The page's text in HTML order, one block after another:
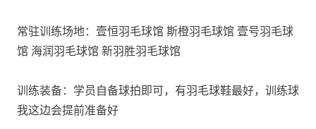
常驻训练场地：壹恒羽毛球馆 斯橙羽毛球馆 壹号羽毛球
馆 海润羽毛球馆 新羽胜羽毛球馆
训练装备：学员自备球拍即可，有羽毛球鞋最好，训练球
我这边会提前准备好